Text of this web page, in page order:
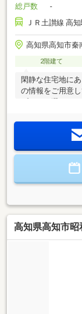
総戸数
-
ＪＲ土讃線 高
高知県高知市秦
2階建て
閑静な住宅地に
の情報をご用意
はいかがでしょ
かけずに済みま
高知県高知市昭